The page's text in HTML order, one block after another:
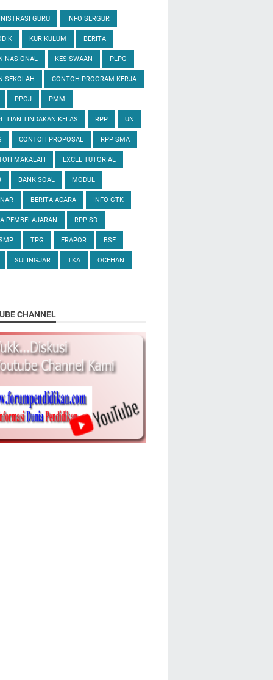
GURU INFO SERGUR
KURIKULUM BERITA
NASIONAL KESISWAAN PLPG
SEKOLAH CONTOH PROGRAM KERJA
PPGJ PMM
TINDAKAN KELAS RPP UN
CONTOH PROPOSAL RPP SMA
MAKALAH EXCEL TUTORIAL
BANK SOAL MODUL
BERITA ACARA INFO GTK
PEMBELAJARAN RPP SD
TPG ERAPOR BSE
SULINGJAR TKA OCEHAN
CHANNEL